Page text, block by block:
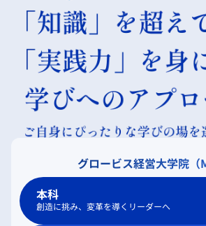
グロービス経営大学院（
本科
創造に挑み、変革を導くリーダーへ